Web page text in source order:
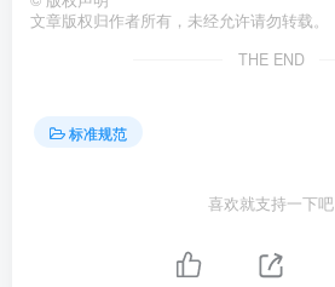
文章版权归作者所有，未经允许请勿转载。
THE END
标准规范
喜欢就支持一下吧